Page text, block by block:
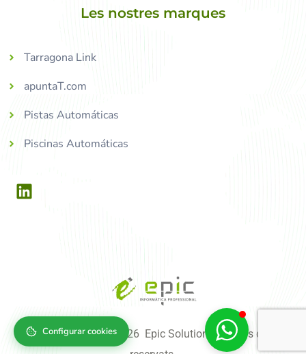
Les nostres marques
Tarragona Link
apuntaT.com
Pistas Automáticas
Piscinas Automáticas
Copyright © 2004-2026 Epic Solutions, tots els drets
Configurar cookies